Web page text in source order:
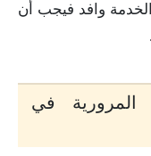
وافد فيجب أن
المرورية في